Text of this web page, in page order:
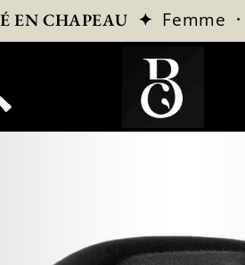
EN CHAPEAU ✦ Femme